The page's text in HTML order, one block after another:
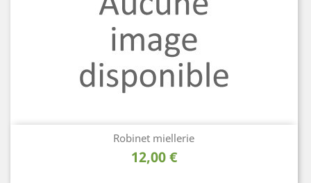
Robinet miellerie
Prix
12,00 €